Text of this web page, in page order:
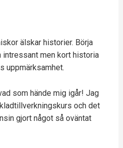
älskar historier. Börja
men kort historia
uppmärksamhet.
som hände mig igår! Jag
och det
gjort något så oväntat